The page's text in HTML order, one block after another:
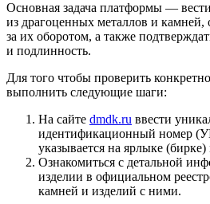
Основная задача платформы —
из драгоценных металлов и камней,
за их оборотом, а также
и подлинность.
Для того чтобы проверить
выполнить следующие шаги:
На сайте dmdk.ru ввести
идентификационный номер
указывается на ярлыке (бирке)
Ознакомиться с детальной
изделии в официальном
камней и изделий с ними.